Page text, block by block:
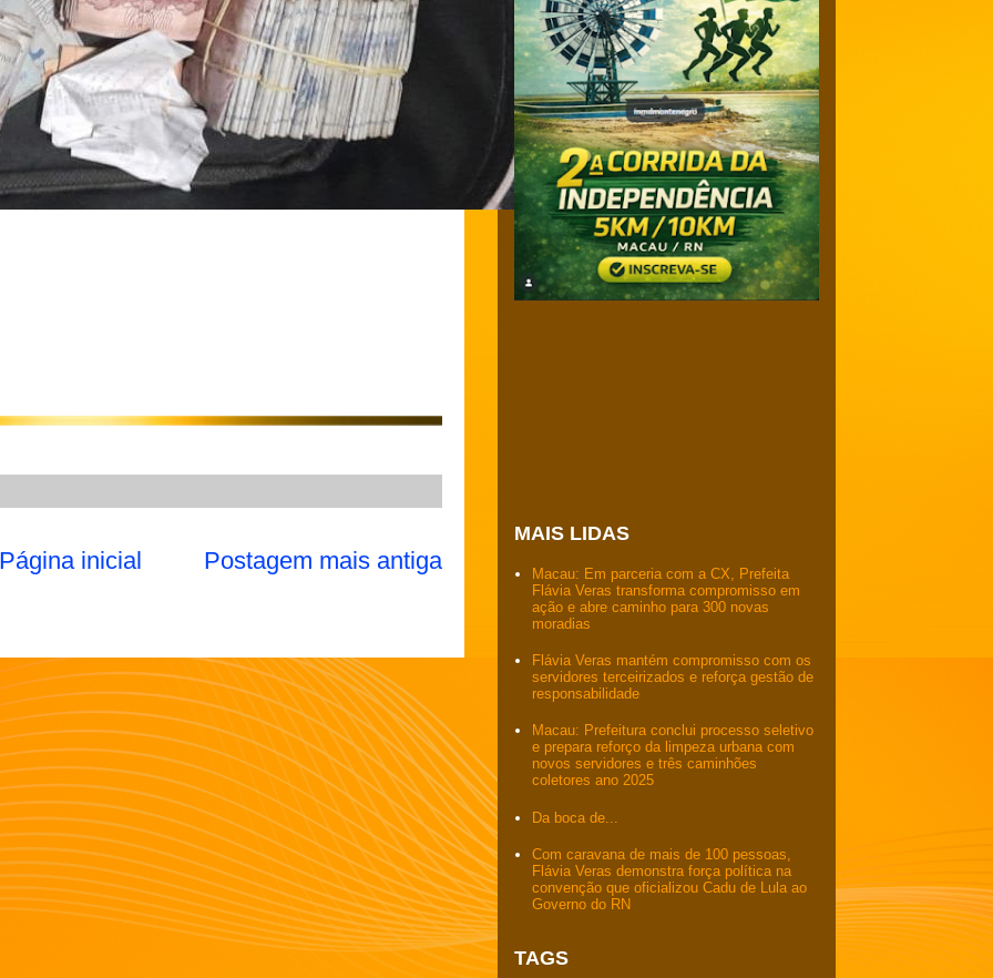
Postagem mais antiga
Página inicial
MAIS LIDAS
Macau: Em parceria com a CX, Prefeita
Flávia Veras transforma compromisso em
ação e abre caminho para 300 novas
moradias
Flávia Veras mantém compromisso com os
servidores terceirizados e reforça gestão de
responsabilidade
Macau: Prefeitura conclui processo seletivo
e prepara reforço da limpeza urbana com
novos servidores e três caminhões
coletores ano 2025
Da boca de...
Com caravana de mais de 100 pessoas,
Flávia Veras demonstra força política na
convenção que oficializou Cadu de Lula ao
Governo do RN
TAGS